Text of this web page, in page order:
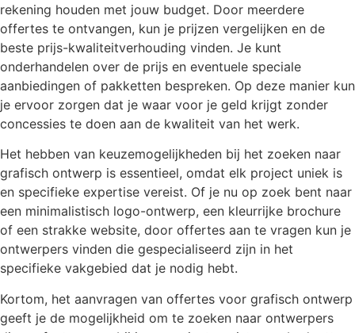
rekening houden met jouw budget. Door meerdere
offertes te ontvangen, kun je prijzen vergelijken en de
beste prijs-kwaliteitverhouding vinden. Je kunt
onderhandelen over de prijs en eventuele speciale
aanbiedingen of pakketten bespreken. Op deze manier kun
je ervoor zorgen dat je waar voor je geld krijgt zonder
concessies te doen aan de kwaliteit van het werk.
Het hebben van keuzemogelijkheden bij het zoeken naar
grafisch ontwerp is essentieel, omdat elk project uniek is
en specifieke expertise vereist. Of je nu op zoek bent naar
een minimalistisch logo-ontwerp, een kleurrijke brochure
of een strakke website, door offertes aan te vragen kun je
ontwerpers vinden die gespecialiseerd zijn in het
specifieke vakgebied dat je nodig hebt.
Kortom, het aanvragen van offertes voor grafisch ontwerp
geeft je de mogelijkheid om te zoeken naar ontwerpers